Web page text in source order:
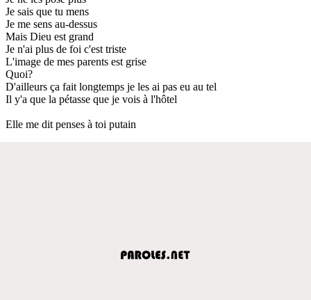
Je sais que tu mens
Je me sens au-dessus
Mais Dieu est grand
Je n'ai plus de foi c'est triste
L'image de mes parents est grise
Quoi?
D'ailleurs ça fait longtemps je les ai pas eu au tel
Il y'a que la pétasse que je vois à l'hôtel
Elle me dit penses à toi putain